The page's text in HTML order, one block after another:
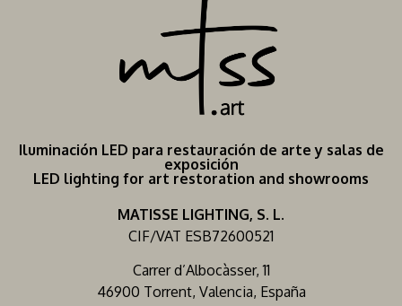
Iluminación LED para restauración de arte y salas de
exposición
LED lighting for art restoration and showrooms
MATISSE LIGHTING, S. L.
CIF/VAT ESB72600521
Carrer d’Albocàsser, 11
46900 Torrent, Valencia, España